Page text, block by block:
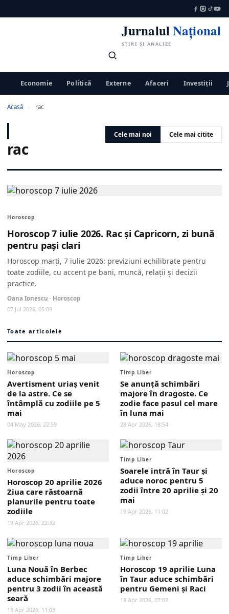
JurnalulNațional
ȘTIRI ȘI ANALIZE
Economie Politică Externe Afaceri Investiții
Acasă › rac
rac
Cele mai noi Cele mai citite
Horoscop
Horoscop 7 iulie 2026. Rac și Capricorn, zi bună
pentru pași clari
Horoscop marți, 7 iulie 2026: previziuni echilibrate pentru
toate zodiile, cu accent pe bani, muncă, relații și decizii
practice.
Oana Ionescu · Horoscop
07 Jul 2026, 05:09
Toate articolele
Horoscop
Avertisment uriaș venit
de la astre. Ce se
întâmplă cu zodiile pe 5
mai
04 May 2026, 22:59
Timp Liber
Se anunță schimbări
majore în dragoste. Ce
zodie face pasul cel mare
în luna mai
28 Apr 2026, 18:54
Horoscop
Horoscop 20 aprilie 2026
Ziua care răstoarnă
planurile pentru toate
zodiile
19 Apr 2026, 22:32
Timp Liber
Soarele intră în Taur și
aduce noroc pentru 5
zodii între 20 aprilie și 20
mai
19 Apr 2026, 11:02
Timp Liber
Luna Nouă în Berbec
aduce schimbări majore
pentru 3 zodii în această
seară
18 Apr 2026, 11:03
Timp Liber
Horoscop 19 aprilie Luna
în Taur aduce schimbări
pentru Gemeni și Raci
18 Apr 2026, 07:02